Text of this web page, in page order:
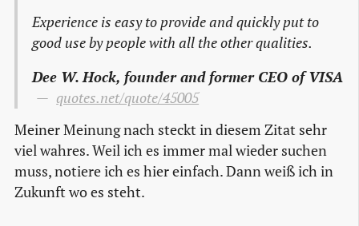
Experience is easy to provide and quickly put to
good use by people with all the other qualities.
Dee W. Hock, founder and former CEO of VISA
quotes.net/quote/45005
Meiner Meinung nach steckt in diesem Zitat sehr
viel wahres. Weil ich es immer mal wieder suchen
muss, notiere ich es hier einfach. Dann weiß ich in
Zukunft wo es steht.